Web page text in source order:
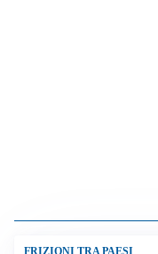
FRIZIONI TRA PAESI